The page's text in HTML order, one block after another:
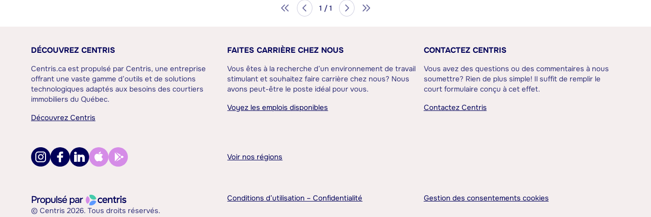
1 / 1
DÉCOUVREZ CENTRIS
Centris.ca est propulsé par Centris, une entreprise
offrant une vaste gamme d’outils et de solutions
technologiques adaptés aux besoins des courtiers
immobiliers du Québec.
Découvrez Centris
FAITES CARRIÈRE CHEZ NOUS
Vous êtes à la recherche d’un environnement de travail
stimulant et souhaitez faire carrière chez nous? Nous
avons peut-être le poste idéal pour vous.
Voyez les emplois disponibles
CONTACTEZ CENTRIS
Vous avez des questions ou des commentaires à nous
soumettre? Rien de plus simple! Il suffit de remplir le
court formulaire conçu à cet effet.
Contactez Centris
Voir nos régions
© Centris 2026. Tous droits réservés.
Conditions d’utilisation – Confidentialité Gestion des consentements cookies